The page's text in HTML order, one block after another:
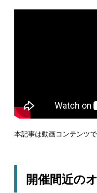
本記事は動画コンテンツ
開催間近の